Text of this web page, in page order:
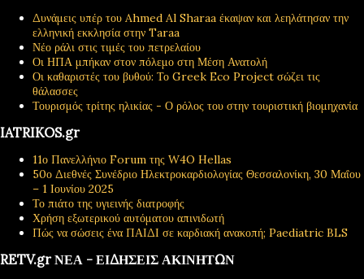
Δυνάμεις υπέρ του Ahmed Al Sharaa έκαψαν και λεηλάτησαν την
ελληνική εκκλησία στην Taraa
Νέο ράλι στις τιμές του πετρελαίου
Οι ΗΠΑ μπήκαν στον πόλεμο στη Μέση Ανατολή
Οι καθαριστές του βυθού: Το Greek Eco Project σώζει τις
θάλασσες
Τουρισμός τρίτης ηλικίας - Ο ρόλος του στην τουριστική βιομηχανία
IATRIKOS.gr
11ο Πανελλήνιο Forum της W4O Hellas
50ο Διεθνές Συνέδριο Ηλεκτροκαρδιολογίας Θεσσαλονίκη, 30 Μαΐου
– 1 Ιουνίου 2025
Το πιάτο της υγιεινής διατροφής
Χρήση εξωτερικού αυτόματου απινιδωτή
Πώς να σώσεις ένα ΠΑΙΔΙ σε καρδιακή ανακοπή; Paediatric BLS
RETV.gr ΝΕΑ - ΕΙΔΗΣΕΙΣ ΑΚΙΝΗΤΩΝ